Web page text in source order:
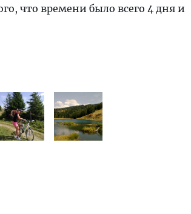
что времени было всего 4 дня и